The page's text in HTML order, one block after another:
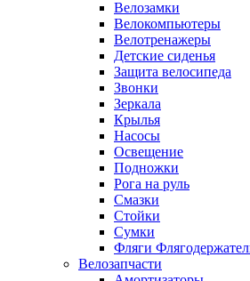
Велозамки
Велокомпьютеры
Велотренажеры
Детские сиденья
Защита велосипеда
Звонки
Зеркала
Крылья
Насосы
Освещение
Подножки
Рога на руль
Смазки
Стойки
Сумки
Фляги
Велозапчасти